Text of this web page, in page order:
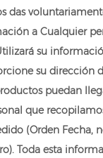
das
a Cualquier
su
su dirección
puedan
que
(Orden
Toda esta